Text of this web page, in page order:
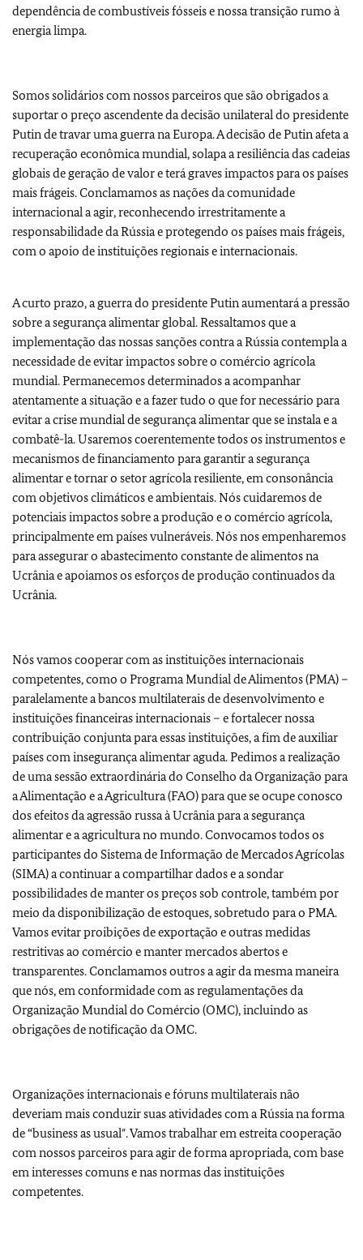
dependência de combustíveis fósseis e nossa transição rumo à
energia limpa.
Somos solidários com nossos parceiros que são obrigados a
suportar o preço ascendente da decisão unilateral do presidente
Putin de travar uma guerra na Europa. A decisão de Putin afeta a
recuperação econômica mundial, solapa a resiliência das cadeias
globais de geração de valor e terá graves impactos para os países
mais frágeis. Conclamamos as nações da comunidade
internacional a agir, reconhecendo irrestritamente a
responsabilidade da Rússia e protegendo os países mais frágeis,
com o apoio de instituições regionais e internacionais.
A curto prazo, a guerra do presidente Putin aumentará a pressão
sobre a segurança alimentar global. Ressaltamos que a
implementação das nossas sanções contra a Rússia contempla a
necessidade de evitar impactos sobre o comércio agrícola
mundial. Permanecemos determinados a acompanhar
atentamente a situação e a fazer tudo o que for necessário para
evitar a crise mundial de segurança alimentar que se instala e a
combatê-la. Usaremos coerentemente todos os instrumentos e
mecanismos de financiamento para garantir a segurança
alimentar e tornar o setor agrícola resiliente, em consonância
com objetivos climáticos e ambientais. Nós cuidaremos de
potenciais impactos sobre a produção e o comércio agrícola,
principalmente em países vulneráveis. Nós nos empenharemos
para assegurar o abastecimento constante de alimentos na
Ucrânia e apoiamos os esforços de produção continuados da
Ucrânia.
Nós vamos cooperar com as instituições internacionais
competentes, como o Programa Mundial de Alimentos (PMA) –
paralelamente a bancos multilaterais de desenvolvimento e
instituições financeiras internacionais – e fortalecer nossa
contribuição conjunta para essas instituições, a fim de auxiliar
países com insegurança alimentar aguda. Pedimos a realização
de uma sessão extraordinária do Conselho da Organização para
a Alimentação e a Agricultura (FAO) para que se ocupe conosco
dos efeitos da agressão russa à Ucrânia para a segurança
alimentar e a agricultura no mundo. Convocamos todos os
participantes do Sistema de Informação de Mercados Agrícolas
(SIMA) a continuar a compartilhar dados e a sondar
possibilidades de manter os preços sob controle, também por
meio da disponibilização de estoques, sobretudo para o PMA.
Vamos evitar proibições de exportação e outras medidas
restritivas ao comércio e manter mercados abertos e
transparentes. Conclamamos outros a agir da mesma maneira
que nós, em conformidade com as regulamentações da
Organização Mundial do Comércio (OMC), incluindo as
obrigações de notificação da OMC.
Organizações internacionais e fóruns multilaterais não
deveriam mais conduzir suas atividades com a Rússia na forma
de “business as usualʺ. Vamos trabalhar em estreita cooperação
com nossos parceiros para agir de forma apropriada, com base
em interesses comuns e nas normas das instituições
competentes.